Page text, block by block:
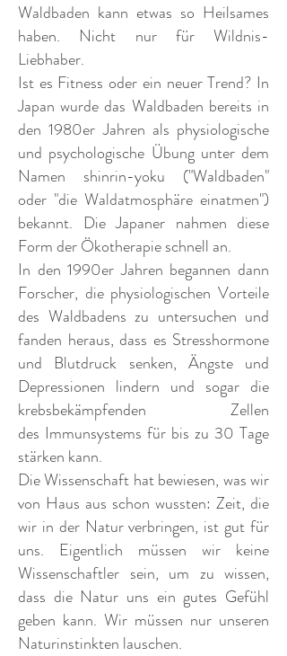
Waldbaden kann etwas so Heilsames
haben. Nicht nur für Wildnis-
Liebhaber.
Ist es Fitness oder ein neuer Trend? In
Japan wurde das Waldbaden bereits in
den 1980er Jahren als physiologische
und psychologische Übung unter dem
Namen shinrin-yoku ("Waldbaden"
oder "die Waldatmosphäre einatmen")
bekannt. Die Japaner nahmen diese
Form der Ökotherapie schnell an.
In den 1990er Jahren begannen dann
Forscher, die physiologischen Vorteile
des Waldbadens zu untersuchen und
fanden heraus, dass es Stresshormone
und Blutdruck senken, Ängste und
Depressionen lindern und sogar die
krebsbekämpfenden Zellen
des Immunsystems für bis zu 30 Tage
stärken kann.
Die Wissenschaft hat bewiesen, was wir
von Haus aus schon wussten: Zeit, die
wir in der Natur verbringen, ist gut für
uns. Eigentlich müssen wir keine
Wissenschaftler sein, um zu wissen,
dass die Natur uns ein gutes Gefühl
geben kann. Wir müssen nur unseren
Naturinstinkten lauschen.